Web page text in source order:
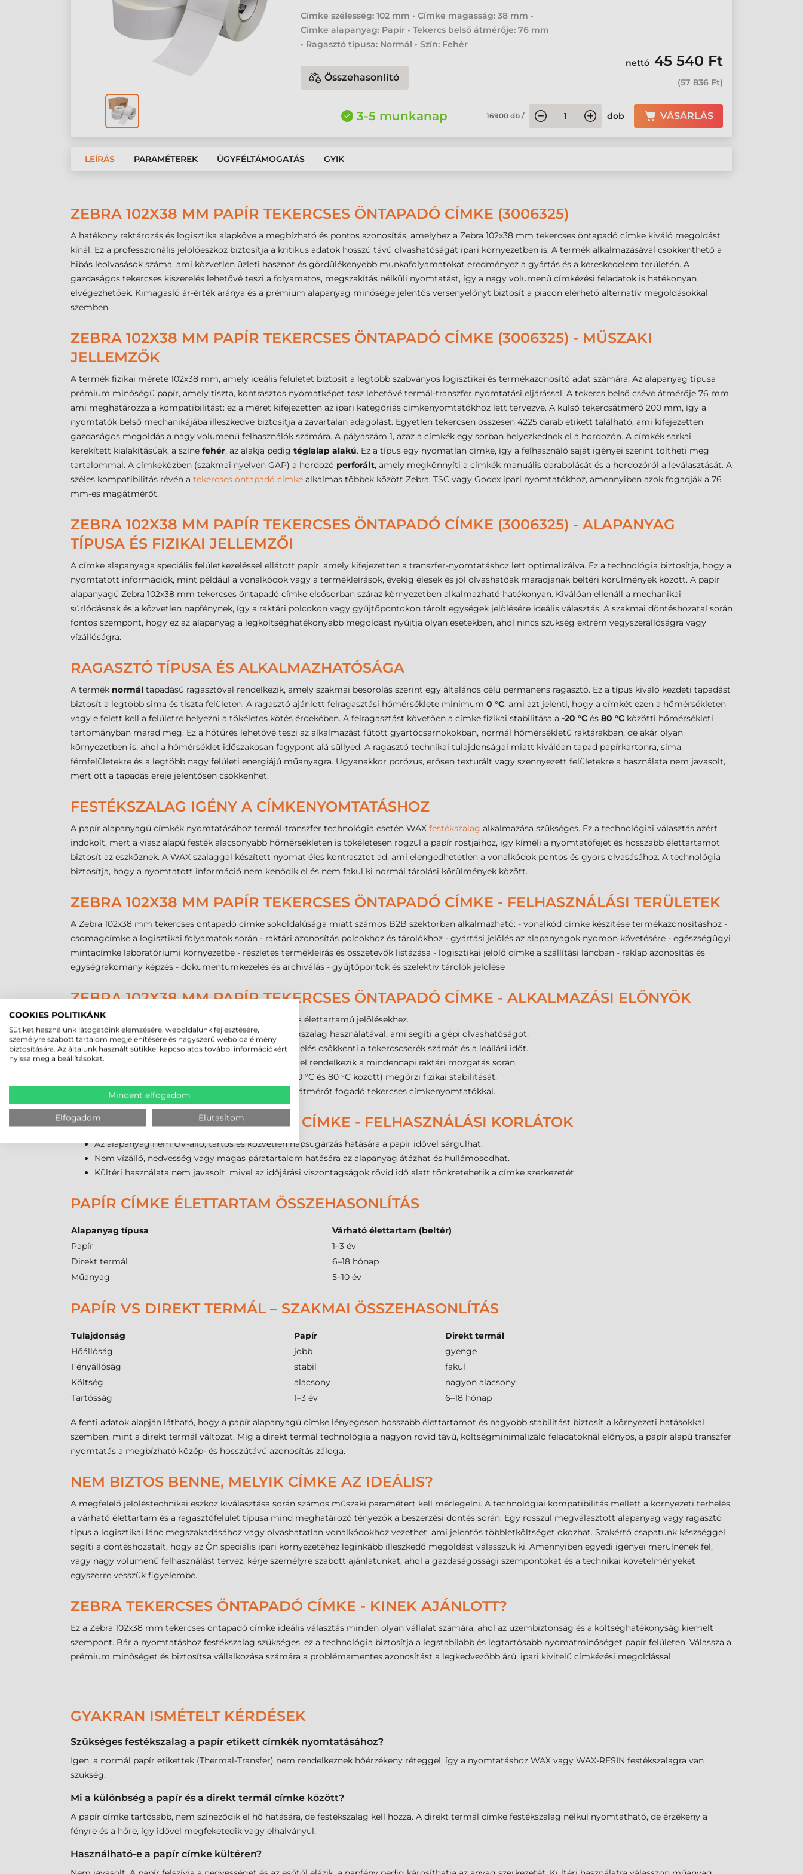
Címke szélesség: 102 mm • Címke magasság: 38 mm •
Címke alapanyag: Papír • Tekercs belső átmérője: 76 mm
• Ragasztó típusa: Normál • Szín: Fehér
Összehasonlító
nettó 45 540 Ft
(57 836 Ft)
3-5 munkanap 16900 db/ dob VÁSÁRLÁS
LEÍRÁS PARAMÉTEREK ÜGYFÉLTÁMOGATÁS GYIK
ZEBRA 102X38 MM PAPÍR TEKERCSES ÖNTAPADÓ CÍMKE (3006325)
A hatékony raktározás és logisztika alapköve a megbízható és pontos azonosítás, amelyhez a Zebra 102x38 mm tekercses öntapadó címke kiváló megoldást
kínál. Ez a professzionális jelölőeszköz biztosítja a kritikus adatok hosszú távú olvashatóságát ipari környezetben is. A termék alkalmazásával csökkenthető a
hibás leolvasások száma, ami közvetlen üzleti hasznot és gördülékenyebb munkafolyamatokat eredményez a gyártás és a kereskedelem területén. A
gazdaságos tekercses kiszerelés lehetővé teszi a folyamatos, megszakítás nélküli nyomtatást, így a nagy volumenű címkézési feladatok is hatékonyan
elvégezhetőek. Kimagasló ár-érték aránya és a prémium alapanyag minősége jelentős versenyelőnyt biztosít a piacon elérhető alternatív megoldásokkal
szemben.
ZEBRA 102X38 MM PAPÍR TEKERCSES ÖNTAPADÓ CÍMKE (3006325) - MŰSZAKI
JELLEMZŐK
A termék fizikai mérete 102x38 mm, amely ideális felületet biztosít a legtöbb szabványos logisztikai és termékazonosító adat számára. Az alapanyag típusa
prémium minőségű papír, amely tiszta, kontrasztos nyomatképet tesz lehetővé termál-transzfer nyomtatási eljárással. A tekercs belső cséve átmérője 76 mm,
ami meghatározza a kompatibilitást: ez a méret kifejezetten az ipari kategóriás címkenyomtatókhoz lett tervezve. A külső tekercsátmérő 200 mm, így a
nyomtatók belső mechanikájába illeszkedve biztosítja a zavartalan adagolást. Egyetlen tekercsen összesen 4225 darab etikett található, ami kifejezetten
gazdaságos megoldás a nagy volumenű felhasználók számára. A pályaszám 1, azaz a címkék egy sorban helyezkednek el a hordozón. A címkék sarkai
kerekített kialakításúak, a színe fehér, az alakja pedig téglalap alakú. Ez a típus egy nyomatlan címke, így a felhasználó saját igényei szerint töltheti meg
tartalommal. A címkeközben (szakmai nyelven GAP) a hordozó perforált, amely megkönnyíti a címkék manuális darabolását és a hordozóról a leválasztását. A
széles kompatibilitás révén a tekercses öntapadó címke alkalmas többek között Zebra, TSC vagy Godex ipari nyomtatókhoz, amennyiben azok fogadják a 76
mm-es magátmérőt.
ZEBRA 102X38 MM PAPÍR TEKERCSES ÖNTAPADÓ CÍMKE (3006325) - ALAPANYAG
TÍPUSA ÉS FIZIKAI JELLEMZŐI
A címke alapanyaga speciális felületkezeléssel ellátott papír, amely kifejezetten a transzfer-nyomtatáshoz lett optimalizálva. Ez a technológia biztosítja, hogy a
nyomtatott információk, mint például a vonalkódok vagy a termékleírások, évekig élesek és jól olvashatóak maradjanak beltéri körülmények között. A papír
alapanyagú Zebra 102x38 mm tekercses öntapadó címke elsősorban száraz környezetben alkalmazható hatékonyan. Kiválóan ellenáll a mechanikai
súrlódásnak és a közvetlen napfénynek, így a raktári polcokon vagy gyűjtőpontokon tárolt egységek jelölésére ideális választás. A szakmai döntéshozatal során
fontos szempont, hogy ez az alapanyag a legköltséghatékonyabb megoldást nyújtja olyan esetekben, ahol nincs szükség extrém vegyszerállóságra vagy
vízállóságra.
RAGASZTÓ TÍPUSA ÉS ALKALMAZHATÓSÁGA
A termék normál tapadású ragasztóval rendelkezik, amely szakmai besorolás szerint egy általános célú permanens ragasztó. Ez a típus kiváló kezdeti tapadást
biztosít a legtöbb sima és tiszta felületen. A ragasztó ajánlott felragasztási hőmérséklete minimum 0 °C, ami azt jelenti, hogy a címkét ezen a hőmérsékleten
vagy e felett kell a felületre helyezni a tökéletes kötés érdekében. A felragasztást követően a címke fizikai stabilitása a -20 °C és 80 °C közötti hőmérsékleti
tartományban marad meg. Ez a hőtűrés lehetővé teszi az alkalmazást fűtött gyártócsarnokokban, normál hőmérsékletű raktárakban, de akár olyan
környezetben is, ahol a hőmérséklet időszakosan fagypont alá süllyed. A ragasztó technikai tulajdonságai miatt kiválóan tapad papírkartonra, sima
fémfelületekre és a legtöbb nagy felületi energiájú műanyagra. Ugyanakkor porózus, erősen texturált vagy szennyezett felületekre a használata nem javasolt,
mert ott a tapadás ereje jelentősen csökkenhet.
FESTÉKSZALAG IGÉNY A CÍMKENYOMTATÁSHOZ
A papír alapanyagú címkék nyomtatásához termál-transzfer technológia esetén WAX festékszalag alkalmazása szükséges. Ez a technológiai választás azért
indokolt, mert a viasz alapú festék alacsonyabb hőmérsékleten is tökéletesen rögzül a papír rostjaihoz, így kíméli a nyomtatófejet és hosszabb élettartamot
biztosít az eszköznek. A WAX szalaggal készített nyomat éles kontrasztot ad, ami elengedhetetlen a vonalkódok pontos és gyors olvasásához. A technológia
biztosítja, hogy a nyomtatott információ nem kenődik el és nem fakul ki normál tárolási körülmények között.
ZEBRA 102X38 MM PAPÍR TEKERCSES ÖNTAPADÓ CÍMKE - FELHASZNÁLÁSI TERÜLETEK
A Zebra 102x38 mm tekercses öntapadó címke sokoldalúsága miatt számos B2B szektorban alkalmazható: - vonalkód címke készítése termékazonosításhoz -
csomagcímke a logisztikai folyamatok során - raktári azonosítás polcokhoz és tárolókhoz - gyártási jelölés az alapanyagok nyomon követésére - egészségügyi
mintacímke laboratóriumi környezetbe - részletes termékleírás és összetevők listázása - logisztikai jelölő címke a szállítási láncban - raklap azonosítás és
egységrakomány képzés - dokumentumkezelés és archiválás - gyűjtőpontok és szelektív tárolók jelölése
ZEBRA 102X38 MM PAPÍR TEKERCSES ÖNTAPADÓ CÍMKE - ALKALMAZÁSI ELŐNYÖK
A legkedvezőbb árú alapanyag a tartós, több éves élettartamú jelölésekhez.
Kimagasló nyomatminőség érhető el WAX festékszalag használatával, ami segíti a gépi olvashatóságot.
A tekercsenkénti 4225 darabos gazdaságos kiszerelés csökkenti a tekercscserék számát és a leállási időt.
Megfelelő mechanikai dörzsölés elleni védelemmel rendelkezik a mindennapi raktári mozgatás során.
Széles működési hőmérsékleti tartományban (-20 °C és 80 °C között) megőrzi fizikai stabilitását.
Kompatibilis az ipari szabványú, 76 mm-es cséveátmérőt fogadó tekercses címkenyomtatókkal.
PAPÍR TEKERCSES ÖNTAPADÓ CÍMKE - FELHASZNÁLÁSI KORLÁTOK
Az alapanyag nem UV-álló, tartós és közvetlen napsugárzás hatására a papír idővel sárgulhat.
Nem vízálló, nedvesség vagy magas páratartalom hatására az alapanyag átázhat és hullámosodhat.
Kültéri használata nem javasolt, mivel az időjárási viszontagságok rövid idő alatt tönkretehetik a címke szerkezetét.
PAPÍR CÍMKE ÉLETTARTAM ÖSSZEHASONLÍTÁS
Alapanyag típusa
Várható élettartam (beltér)
Papír
1–3 év
Direkt termál
6–18 hónap
Műanyag
5–10 év
PAPÍR VS DIREKT TERMÁL – SZAKMAI ÖSSZEHASONLÍTÁS
Tulajdonság Papír
Direkt termál
Hőállóság
jobb
gyenge
Fényállóság
stabil
fakul
Költség
alacsony
nagyon alacsony
Tartósság
1–3 év 6–18 hónap
A fenti adatok alapján látható, hogy a papír alapanyagú címke lényegesen hosszabb élettartamot és nagyobb stabilitást biztosít a környezeti hatásokkal
szemben, mint a direkt termál változat. Míg a direkt termál technológia a nagyon rövid távú, költségminimalizáló feladatoknál előnyös, a papír alapú transzfer
nyomtatás a megbízható közép- és hosszútávú azonosítás záloga.
NEM BIZTOS BENNE, MELYIK CÍMKE AZ IDEÁLIS?
A megfelelő jelöléstechnikai eszköz kiválasztása során számos műszaki paramétert kell mérlegelni. A technológiai kompatibilitás mellett a környezeti terhelés,
a várható élettartam és a ragasztófelület típusa mind meghatározó tényezők a beszerzési döntés során. Egy rosszul megválasztott alapanyag vagy ragasztó
típus a logisztikai lánc megszakadásához vagy olvashatatlan vonalkódokhoz vezethet, ami jelentős többletköltséget okozhat. Szakértő csapatunk készséggel
segíti a döntéshozatalt, hogy az Ön speciális ipari környezetéhez leginkább illeszkedő megoldást válasszuk ki. Amennyiben egyedi igényei merülnének fel,
vagy nagy volumenű felhasználást tervez, kérje személyre szabott ajánlatunkat, ahol a gazdaságossági szempontokat és a technikai követelményeket
egyszerre vesszük figyelembe.
ZEBRA TEKERCSES ÖNTAPADÓ CÍMKE - KINEK AJÁNLOTT?
Ez a Zebra 102x38 mm tekercses öntapadó címke ideális választás minden olyan vállalat számára, ahol az üzembiztonság és a költséghatékonyság kiemelt
szempont. Bár a nyomtatáshoz festékszalag szükséges, ez a technológia biztosítja a legstabilabb és legtartósabb nyomatminőséget papír felületen. Válassza a
prémium minőséget és biztosítsa vállalkozása számára a problémamentes azonosítást a legkedvezőbb árú, ipari kivitelű címkézési megoldással.
GYAKRAN ISMÉTELT KÉRDÉSEK
Szükséges festékszalag a papír etikett címkék nyomtatásához?
Igen, a normál papír etikettek (Thermal-Transfer) nem rendelkeznek hőérzékeny réteggel, így a nyomtatáshoz WAX vagy WAX-RESIN festékszalagra van
szükség.
Mi a különbség a papír és a direkt termál címke között?
A papír címke tartósabb, nem színeződik el hő hatására, de festékszalag kell hozzá. A direkt termál címke festékszalag nélkül nyomtatható, de érzékeny a
fényre és a hőre, így idővel megfeketedik vagy elhalványul.
Használható-e a papír címke kültéren?
COOKIES POLITIKÁNK
Sütiket használunk látogatóink elemzésére, weboldalunk fejlesztésére,
személyre szabott tartalom megjelenítésére és nagyszerű weboldalélmény
biztosítására. Az általunk használt sütikkel kapcsolatos további információkért
nyissa meg a beállításokat.
Mindent elfogadom
Elfogadom Elutasítom